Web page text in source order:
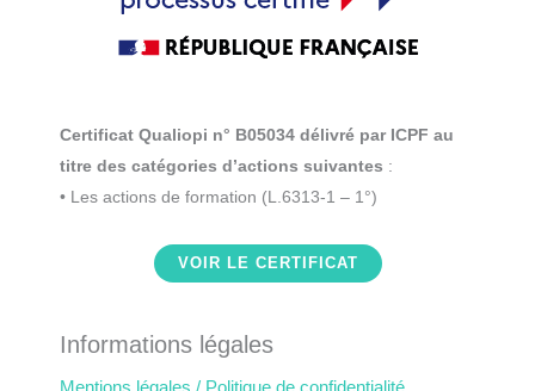
Certificat Qualiopi n° B05034 délivré par ICPF au
titre des catégories d’actions suivantes :
• Les actions de formation (L.6313-1 – 1°)
VOIR LE CERTIFICAT
Informations légales
Mentions légales / Politique de confidentialité